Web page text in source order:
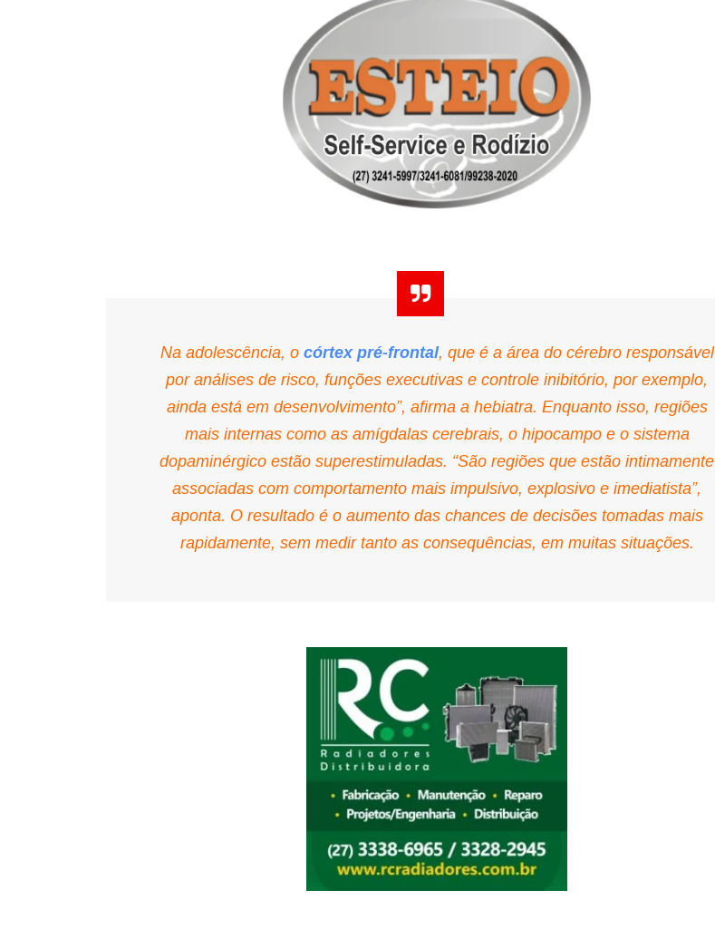
Na adolescência, o córtex pré-frontal, que é a área do cérebro responsável
por análises de risco, funções executivas e controle inibitório, por exemplo,
ainda está em desenvolvimento”, afirma a hebiatra. Enquanto isso, regiões
mais internas como as amígdalas cerebrais, o hipocampo e o sistema
dopaminérgico estão superestimuladas. “São regiões que estão intimamente
associadas com comportamento mais impulsivo, explosivo e imediatista”,
aponta. O resultado é o aumento das chances de decisões tomadas mais
rapidamente, sem medir tanto as consequências, em muitas situações.